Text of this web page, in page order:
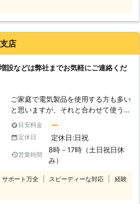
細かなご説明や最良のプランをご提案
いたしますので、お困りごとがござい
【コンセントのお悩み】 リフォーム
立ってしまうものです。また、劣化し
たコンセントはトラブルになりやす
く、発火する恐れもあり大変危険で
す。当社にご相談いただければ、ご利
用状況やご要望からコンセント増設や
交換といった対応をさせていただきま
すので、何なりとお申し付けくださ
い。 【放っておくとこんなことに】
店
設などは弊社までお気軽にご連絡くだ
ご家庭で電気製品を使用する方も多い
と思いますが、それと合わせて使うの
がコンセントです。製品に電力を供給
するためには必要不可欠なもので、し
っかりと設備を整えておくことが大切
になります。ですが元から設置されて
いるコンセントの位置だと、お客様の
生活スタイルに合わないことも考えら
れます。延長ケーブルで無理に使いや
目安料金 ー
定休日 定休日:日祝
営業時間
8時－17時（土日祝日休
み）
サポート万全 スピーディーな対応
経験